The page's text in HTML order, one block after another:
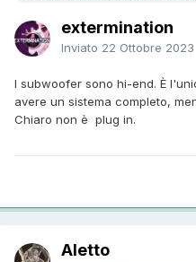
extermination
Inviato 22 Ottobre 2023
I subwoofer sono hi-end. È
avere un sistema completo,
Chiaro non è plug in.
Aletto